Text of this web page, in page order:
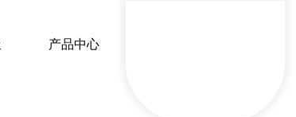
产品中心